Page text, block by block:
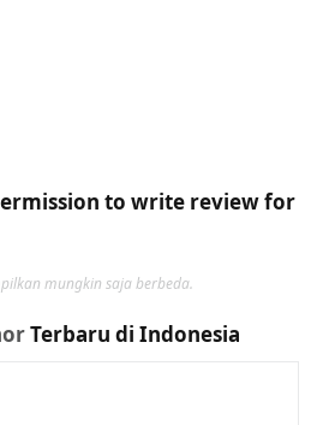
to write review for
mungkin saja berbeda.
Terbaru di Indonesia